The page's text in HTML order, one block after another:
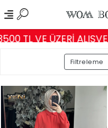
ALIŞVERİŞTE
Filtreleme